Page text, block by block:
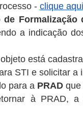
- clique aqui
de Formalização
a indicação
está
STI e solicitar
para a PRAD que
à PRAD, a